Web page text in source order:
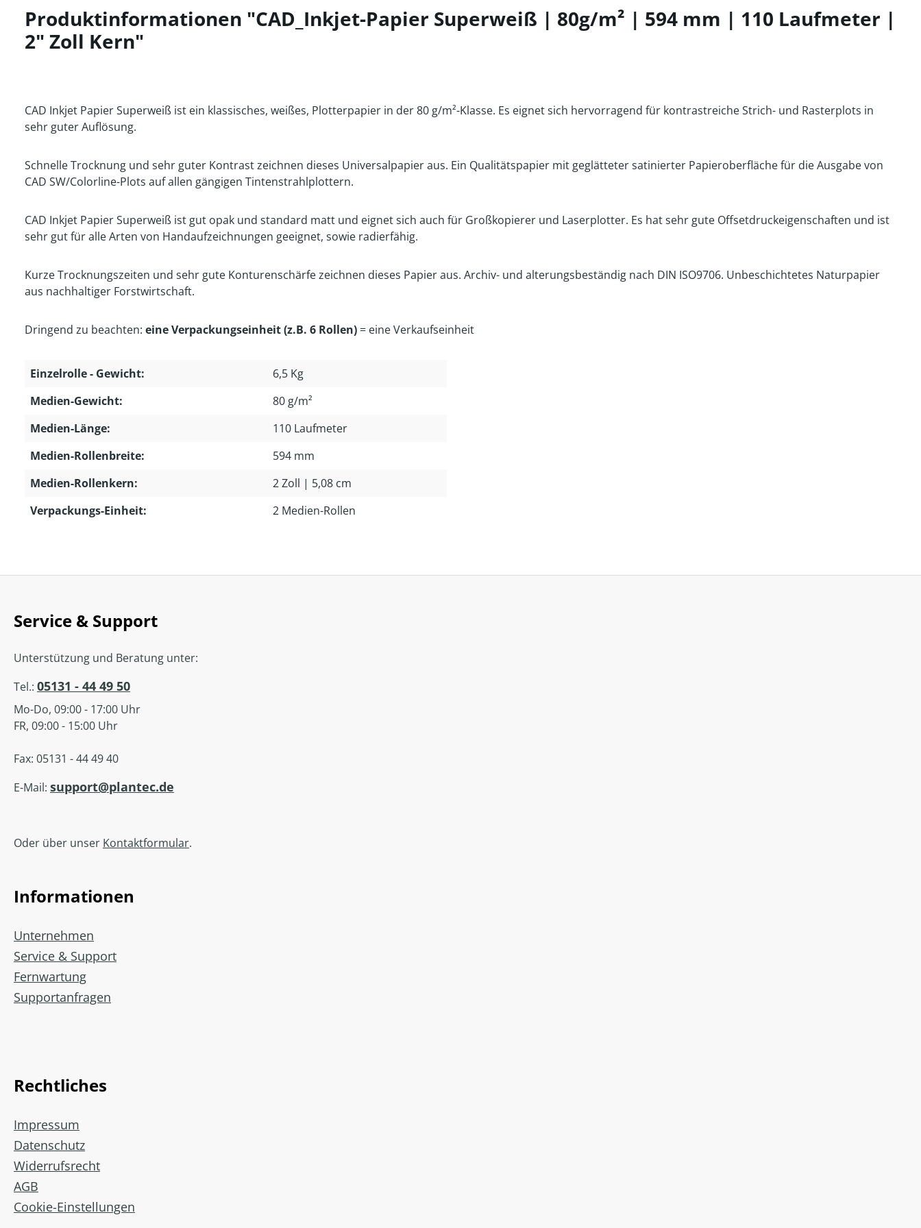
Produktinformationen "CAD_Inkjet-Papier Superweiß | 80g/m² | 594 mm | 110 Laufmeter |
2" Zoll Kern"
CAD Inkjet Papier Superweiß ist ein klassisches, weißes, Plotterpapier in der 80 g/m²-Klasse. Es eignet sich hervorragend für kontrastreiche Strich- und Rasterplots in
sehr guter Auflösung.
Schnelle Trocknung und sehr guter Kontrast zeichnen dieses Universalpapier aus. Ein Qualitätspapier mit geglätteter satinierter Papieroberfläche für die Ausgabe von
CAD SW/Colorline-Plots auf allen gängigen Tintenstrahlplottern.
CAD Inkjet Papier Superweiß ist gut opak und standard matt und eignet sich auch für Großkopierer und Laserplotter. Es hat sehr gute Offsetdruckeigenschaften und ist
sehr gut für alle Arten von Handaufzeichnungen geeignet, sowie radierfähig.
Kurze Trocknungszeiten und sehr gute Konturenschärfe zeichnen dieses Papier aus. Archiv- und alterungsbeständig nach DIN ISO9706. Unbeschichtetes Naturpapier
aus nachhaltiger Forstwirtschaft.
Dringend zu beachten: eine Verpackungseinheit (z.B. 6 Rollen) = eine Verkaufseinheit
Einzelrolle - Gewicht:
6,5 Kg
Medien-Gewicht:
80 g/m²
Medien-Länge:
110 Laufmeter
Medien-Rollenbreite:
594 mm
Medien-Rollenkern:
2 Zoll | 5,08 cm
Verpackungs-Einheit:
2 Medien-Rollen
Service & Support
Unterstützung und Beratung unter:
Tel.: 05131 - 44 49 50
Mo-Do, 09:00 - 17:00 Uhr
FR, 09:00 - 15:00 Uhr
Fax: 05131 - 44 49 40
E-Mail: support@plantec.de
Oder über unser Kontaktformular.
Informationen
Unternehmen
Service & Support
Fernwartung
Supportanfragen
Rechtliches
Impressum
Datenschutz
Widerrufsrecht
AGB
Cookie-Einstellungen